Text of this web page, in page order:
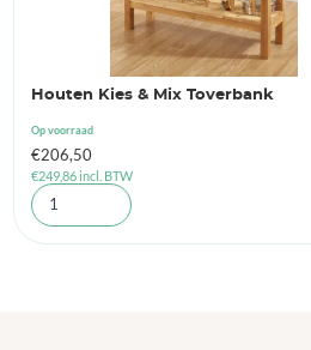
Houten Kies & Mix Toverbank
Op voorraad
€206,50
€249,86incl. BTW